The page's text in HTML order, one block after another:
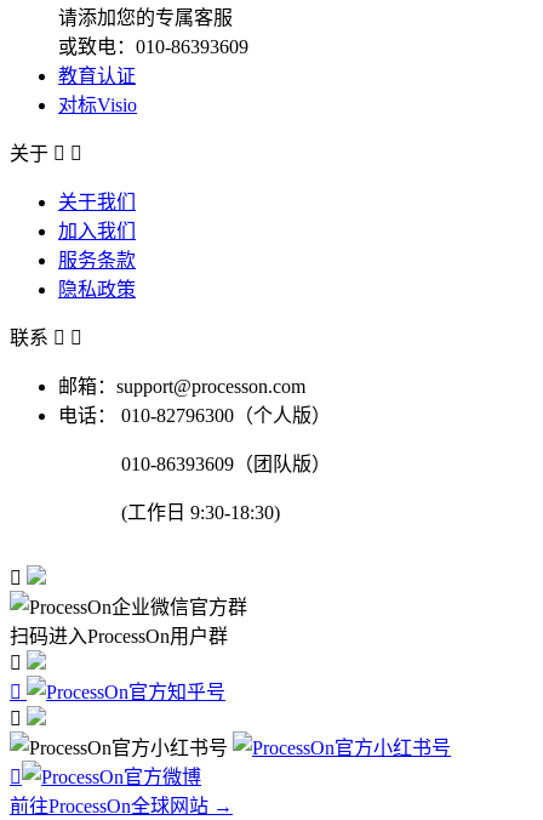
请添加您的专属客服
或致电：010-86393609
教育认证
对标Visio
关于  
关于我们
加入我们
服务条款
隐私政策
联系  
邮箱：support@processon.com
电话：
010-82796300（个人版）
010-86393609（团队版）
(工作日 9:30-18:30)

扫码进入ProcessOn用户群




前往ProcessOn全球网站 →